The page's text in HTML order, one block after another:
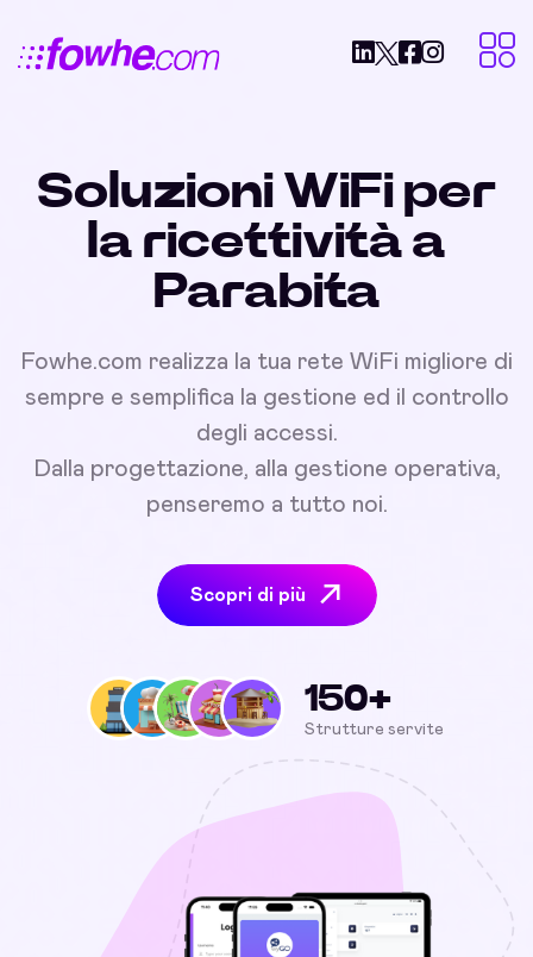
Soluzioni WiFi per
la ricettività a
Parabita
Fowhe.com realizza la tua rete WiFi migliore di
sempre e semplifica la gestione ed il controllo
degli accessi.
Dalla progettazione, alla gestione operativa,
penseremo a tutto noi.
Scopri di più
150+
Strutture servite